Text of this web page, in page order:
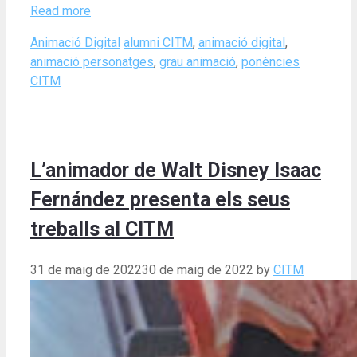
Read more
Categories
Animació Digital Tags
alumni CITM, animació digital ,
animació personatges, grau animació, ponències
CITM
L’animador de Walt Disney Isaac
Fernández presenta els seus
treballs al CITM
31 de maig de 202230 de maig de 2022 by CITM